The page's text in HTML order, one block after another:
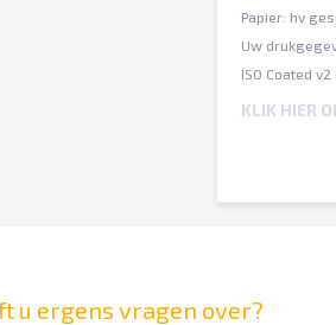
Papier: hv
Uw
ISO Coated
Een
Afbrekingen
KLIK HIER
u ergens vragen over?